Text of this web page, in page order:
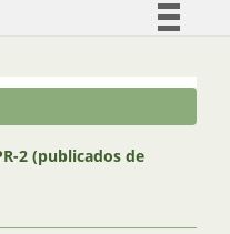
Comunica BR
Acesso à informação
2 (publicados de